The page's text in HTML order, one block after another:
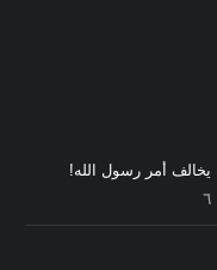
يخالف أمر رسول الله!
٦